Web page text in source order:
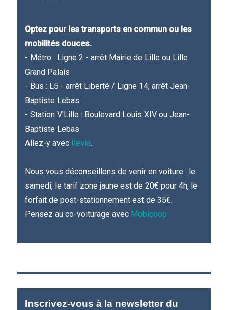
Optez pour les transports en commun ou les
mobilités douces.
- Métro : Ligne 2 - arrêt Mairie de Lille ou Lille
Grand Palais
- Bus : L5 - arrêt Liberté / Ligne 14, arrêt Jean-
Baptiste Lebas
- Station V'Lille : Boulevard Louis XIV ou Jean-
Baptiste Lebas
Allez-y avec
Ilevia.
Nous vous déconseillons de venir en voiture : le
samedi, le tarif zone jaune est de 20€ pour 4h, le
forfait de post-stationnement est de 35€.
Pensez au co-voiturage avec Mobicoop
Inscrivez-vous à la newsletter du